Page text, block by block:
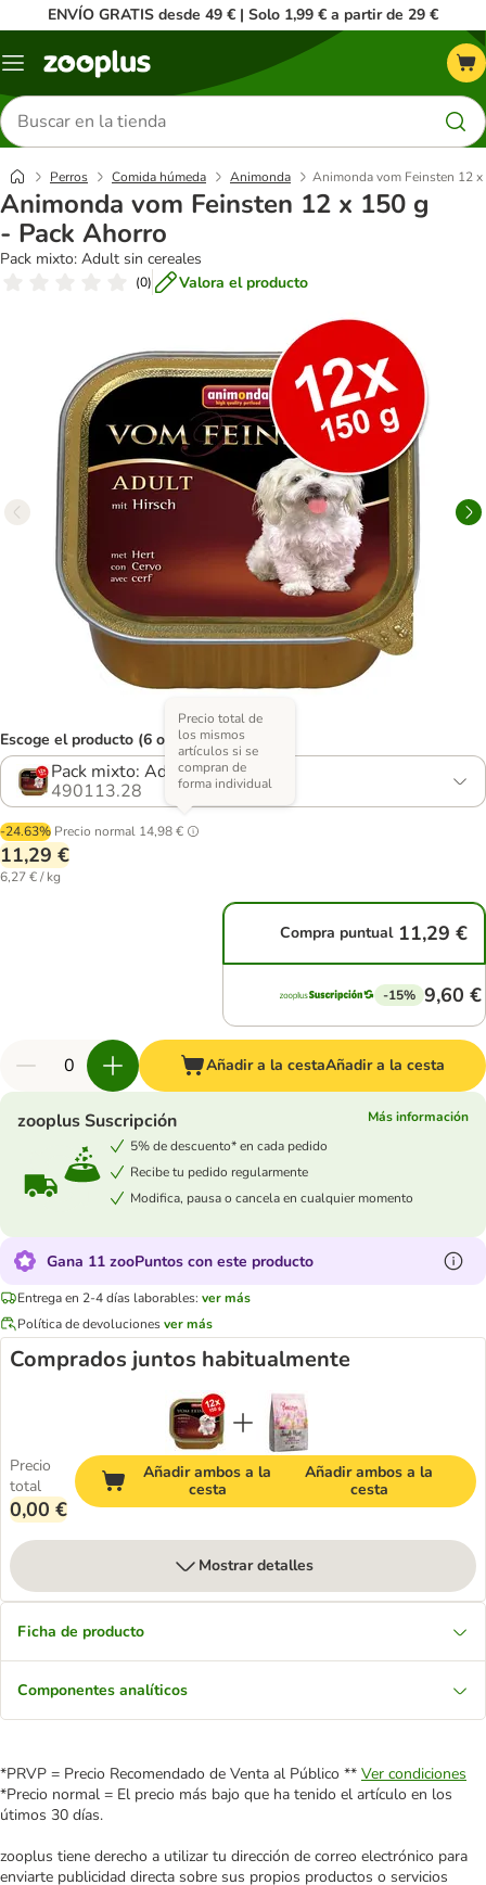
ENVÍO GRATIS desde 49 € | Solo 1,99 € a partir de 29 €
Menú
Buscar
productos
Perros Comida húmeda Animonda Animonda vom Feinsten 12
Animonda vom Feinsten 12 x 150 g
- Pack Ahorro
Pack mixto: Adult sin cereales
(0) Valora el producto
Escoge el producto (6 opciones)
Pack mixto: Adult sin cereales
490113.28
-24.63% Precio normal 14,98 €
Precio total de
los mismos
artículos si se
compran de
forma individual
11,29 €
6,27 € / kg
Compra puntual 11,29 €
-15% 9,60 €
Añadir a la cestaAñadir a la cesta
zooplus Suscripción
Más información
5% de descuento* en cada pedido
Recibe tu pedido regularmente
Modifica, pausa o cancela en cualquier momento
Gana 11 zooPuntos con este producto
Entrega en 2-4 días laborables: ver más
Política de devolucionesver más
Comprados juntos habitualmente
Precio
total
0,00 €
Añadir ambos a la
cesta
Añadir ambos a la
cesta
Mostrar detalles
Ficha de producto
Componentes analíticos
*PRVP = Precio Recomendado de Venta al Público ** Ver condiciones
*Precio normal = El precio más bajo que ha tenido el artículo en los
útimos 30 días.
zooplus tiene derecho a utilizar tu dirección de correo electrónico para
enviarte publicidad directa sobre sus propios productos o servicios